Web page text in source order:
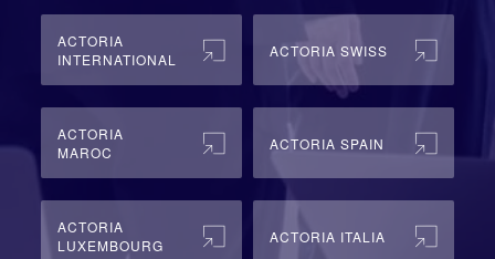
ACTORIA
INTERNATIONAL
ACTORIA SWISS
ACTORIA
MAROC
ACTORIA SPAIN
ACTORIA
LUXEMBOURG
ACTORIA ITALIA